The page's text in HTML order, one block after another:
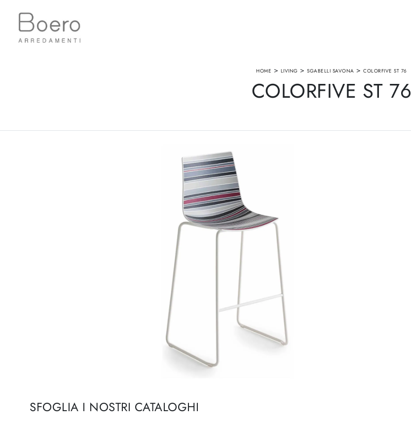
HOME > LIVING >SGABELLI SAVONA >COLORFIVE ST 76
COLORFIVE ST 76
SFOGLIA I NOSTRI CATALOGHI